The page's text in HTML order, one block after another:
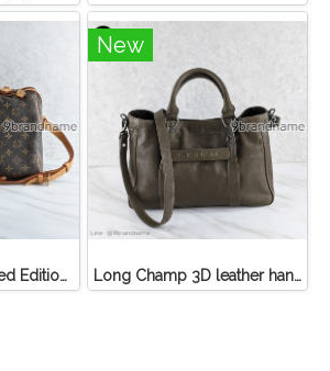
Louis Vuitton Limited Edition Monogram Canvas Sofia Coppola SC Bag
New
Long Champ 3D leather handbag